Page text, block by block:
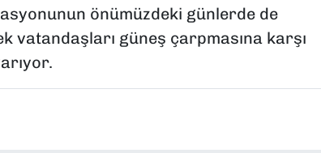
önümüzdeki günlerde de
güneş çarpmasına karşı